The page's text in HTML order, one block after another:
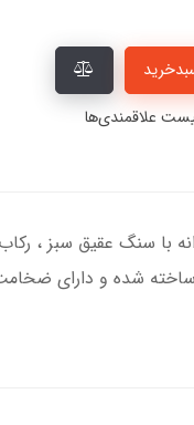
با سنگ عقیق سبز ،
بین المللی 925 ساخته شده و